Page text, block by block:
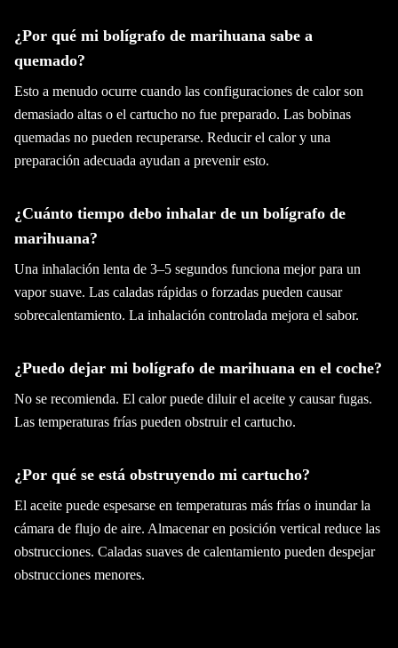
¿Por qué mi bolígrafo de marihuana sabe a
quemado?
Esto a menudo ocurre cuando las configuraciones de calor son
demasiado altas o el cartucho no fue preparado. Las bobinas
quemadas no pueden recuperarse. Reducir el calor y una
preparación adecuada ayudan a prevenir esto.
¿Cuánto tiempo debo inhalar de un bolígrafo de
marihuana?
Una inhalación lenta de 3–5 segundos funciona mejor para un
vapor suave. Las caladas rápidas o forzadas pueden causar
sobrecalentamiento. La inhalación controlada mejora el sabor.
¿Puedo dejar mi bolígrafo de marihuana en el coche?
No se recomienda. El calor puede diluir el aceite y causar fugas.
Las temperaturas frías pueden obstruir el cartucho.
¿Por qué se está obstruyendo mi cartucho?
El aceite puede espesarse en temperaturas más frías o inundar la
cámara de flujo de aire. Almacenar en posición vertical reduce las
obstrucciones. Caladas suaves de calentamiento pueden despejar
obstrucciones menores.